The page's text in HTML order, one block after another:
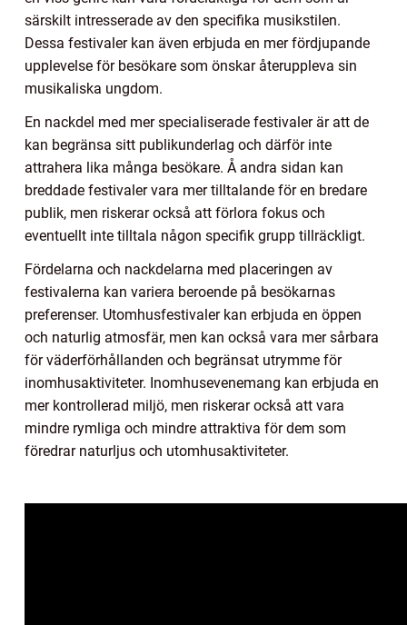
särskilt intresserade av den specifika musikstilen.
Dessa festivaler kan även erbjuda en mer fördjupande
upplevelse för besökare som önskar återuppleva sin
musikaliska ungdom.
En nackdel med mer specialiserade festivaler är att de
kan begränsa sitt publikunderlag och därför inte
attrahera lika många besökare. Å andra sidan kan
breddade festivaler vara mer tilltalande för en bredare
publik, men riskerar också att förlora fokus och
eventuellt inte tilltala någon specifik grupp tillräckligt.
Fördelarna och nackdelarna med placeringen av
festivalerna kan variera beroende på besökarnas
preferenser. Utomhusfestivaler kan erbjuda en öppen
och naturlig atmosfär, men kan också vara mer sårbara
för väderförhållanden och begränsat utrymme för
inomhusaktiviteter. Inomhusevenemang kan erbjuda en
mer kontrollerad miljö, men riskerar också att vara
mindre rymliga och mindre attraktiva för dem som
föredrar naturljus och utomhusaktiviteter.